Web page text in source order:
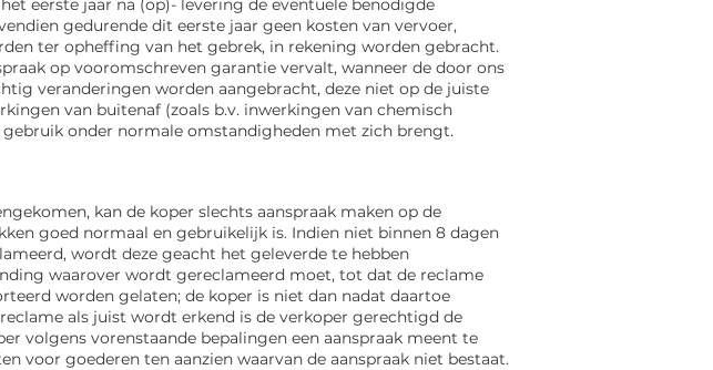
eerste jaar na (op)- levering de eventuele benodigde
gedurende dit eerste jaar geen kosten van vervoer,
ter opheffing van het gebrek, in rekening worden gebracht.
op vooromschreven garantie vervalt, wanneer de door ons
veranderingen worden aangebracht, deze niet op de juiste
van buitenaf (zoals b.v. inwerkingen van chemisch
onder normale omstandigheden met zich brengt.
kan de koper slechts aanspraak maken op de
goed normaal en gebruikelijk is. Indien niet binnen 8 dagen
wordt deze geacht het geleverde te hebben
waarover wordt gereclameerd moet, tot dat de reclame
worden gelaten; de koper is niet dan nadat daartoe
als juist wordt erkend is de verkoper gerechtigd de
volgens vorenstaande bepalingen een aanspraak meent te
voor goederen ten aanzien waarvan de aanspraak niet bestaat.